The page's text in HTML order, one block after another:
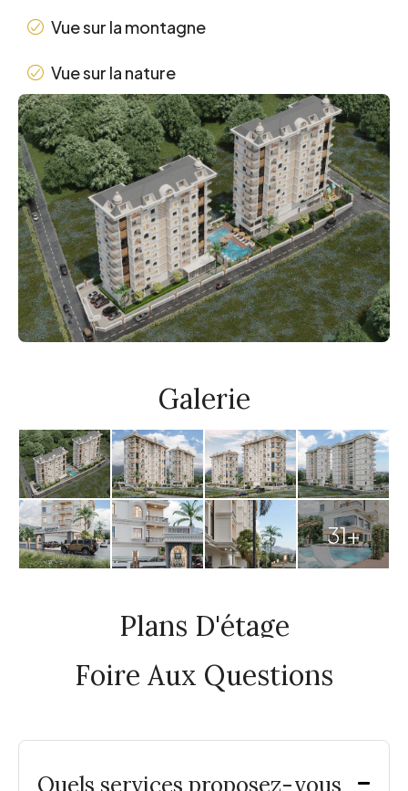
Vue sur la montagne
Vue sur la nature
Galerie
31+
Plans D'étage
Foire Aux Questions
Quels services proposez-vous